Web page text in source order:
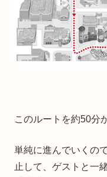
このルートを約50分
単純に進んでいくの
止して、ゲストと一